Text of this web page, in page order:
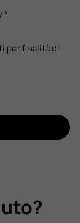
*
per finalità di